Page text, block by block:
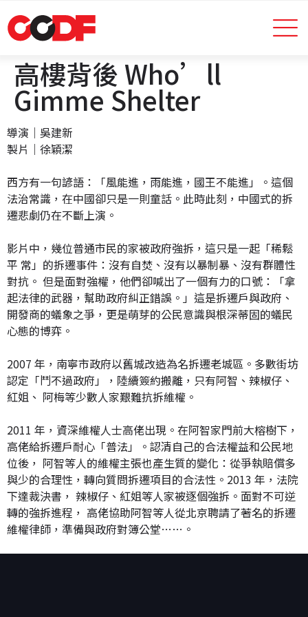
高樓背後 Who’ll
Gimme Shelter
導演｜吳建新
製片｜徐穎潔
西方有一句諺語：「風能進，雨能進，國王不能進」。這個
法治常識，在中國卻只是一則童話。此時此刻，中國式的拆
遷悲劇仍在不斷上演。
影片中，幾位普通市民的家被政府強拆，這只是一起「稀鬆
平 常」的拆遷事件：沒有自焚、沒有以暴制暴、沒有群體性
對抗。 但是面對強權，他們卻喊出了一個有力的口號：「拿
起法律的武器，幫助政府糾正錯誤。」這是拆遷戶與政府、
開發商的蟻象之爭，更是萌芽的公民意識與根深蒂固的蟻民
心態的博弈。
2007 年，南寧市政府以舊城改造為名拆遷老城區。多數街坊
認定「鬥不過政府」，陸續簽約搬離，只有阿智、辣椒仔、
紅姐、 阿梅等少數人家艱難抗拆維權。
2011 年，資深維權人士高佬出現。在阿智家門前大榕樹下，
高佬給拆遷戶耐心「普法」。認清自己的合法權益和公民地
位後， 阿智等人的維權主張也產生質的變化：從爭執賠償多
與少的合理性，轉向質問拆遷項目的合法性。2013 年，法院
下達裁決書， 辣椒仔、紅姐等人家被逐個強拆。面對不可逆
轉的強拆進程， 高佬協助阿智等人從北京聘請了著名的拆遷
維權律師，準備與政府對簿公堂……。